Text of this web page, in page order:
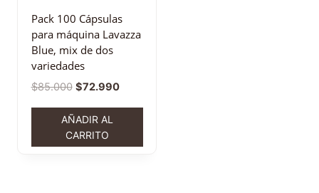
Pack 100 Cápsulas
para máquina Lavazza
Blue, mix de dos
variedades
$85.000 $72.990
AÑADIR AL
CARRITO